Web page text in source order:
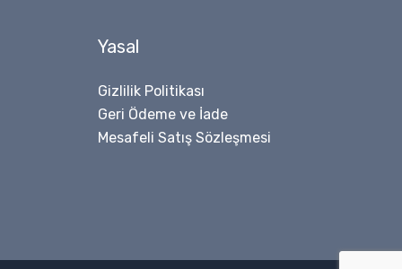
Yasal
Gizlilik Politikası
Geri Ödeme ve İade
Mesafeli Satış Sözleşmesi